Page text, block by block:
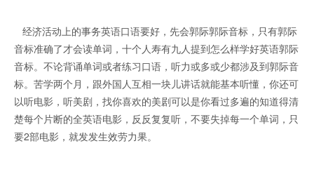
经济活动上的事务英语口语要好，先会郭际郭际音标，只有郭际
音标准确了才会读单词，十个人寿有九人提到怎么样学好英语郭际
音标。不论背诵单词或者练习口语，听力或多或少都涉及到郭际音
标。苦学两个月，跟外国人互相一块儿讲话就能基本听懂，你还可
以听电影，听美剧，找你喜欢的美剧可以是你看过多遍的知道得清
楚每个片断的全英语电影，反反复复听，不要失掉每一个单词，只
要2部电影，就发发生效劳力果。